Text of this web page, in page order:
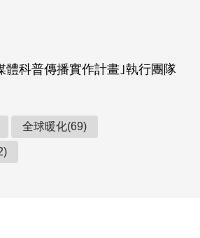
體科普傳播實作計畫｣執行團隊
全球暖化(69)